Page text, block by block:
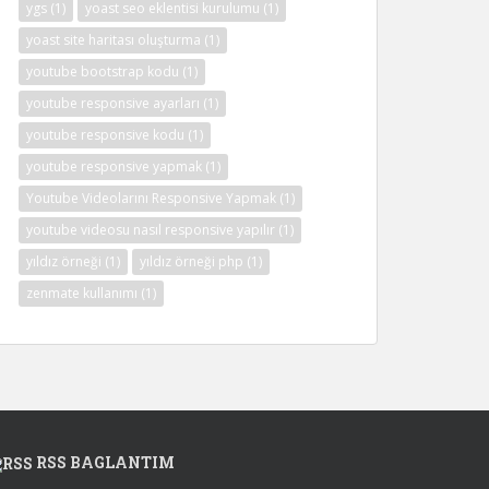
ygs (1) yoast seo eklentisi kurulumu (1)
yoast site haritası oluşturma (1)
youtube bootstrap kodu (1)
youtube responsive ayarları (1)
youtube responsive kodu (1)
youtube responsive yapmak (1)
Youtube Videolarını Responsive Yapmak (1)
youtube videosu nasıl responsive yapılır (1)
yıldız örneği (1) yıldız örneği php (1)
zenmate kullanımı (1)
RSS BAGLANTIM